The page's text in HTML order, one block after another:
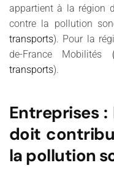
appartient à la région
contre la pollution
transports). Pour la
de-France Mobilités
transports).
Entreprises
doit
la pollution